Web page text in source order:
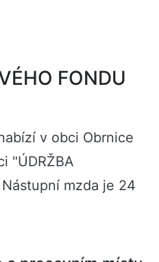
FONDU
v obci Obrnice
"ÚDRŽBA
Nástupní mzda je 24